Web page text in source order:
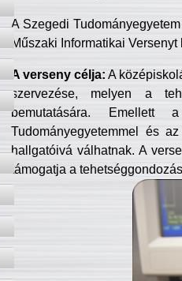
A Szegedi
Műszaki Informatikai
A verseny célja: A
szervezése, melyen a
bemutatására. Emellett
Tudományegyetemmel és
hallgatóivá válhatnak. A
támogatja a